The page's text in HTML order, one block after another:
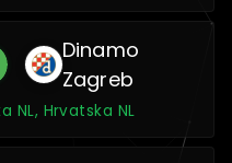
Dinamo
Zagreb
NL, Hrvatska NL